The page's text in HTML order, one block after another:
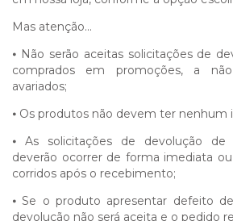
Mas atenção...
⦁ Não serão aceitas solicitações de
comprados em promoções, a
avariados;
⦁ Os produtos não devem ter nenhum
⦁
As solicitações de devolução de
deverão ocorrer de forma imediata
corridos após o recebimento;
⦁ Se o produto apresentar defeito
devolução não será aceita e o pedido